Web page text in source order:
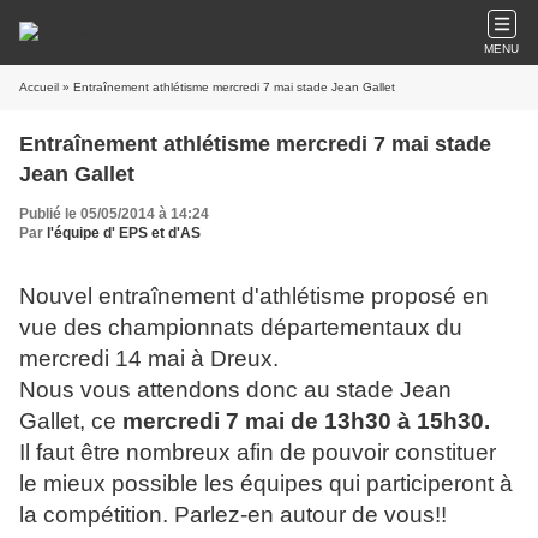
MENU
Accueil » Entraînement athlétisme mercredi 7 mai stade Jean Gallet
Entraînement athlétisme mercredi 7 mai stade
Jean Gallet
Publié le 05/05/2014 à 14:24
Par l'équipe d' EPS et d'AS
Nouvel entraînement d'athlétisme proposé en
vue des championnats départementaux du
mercredi 14 mai à Dreux.
Nous vous attendons donc au stade Jean
Gallet, ce mercredi 7 mai de 13h30 à 15h30.
Il faut être nombreux afin de pouvoir constituer
le mieux possible les équipes qui participeront à
la compétition. Parlez-en autour de vous!!